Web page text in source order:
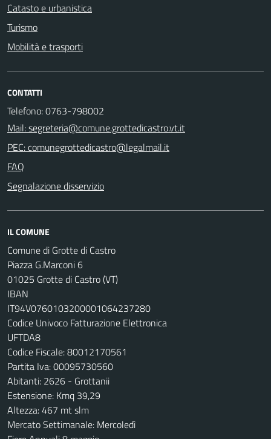
Catasto e urbanistica
Turismo
Mobilità e trasporti
CONTATTI
Telefono: 0763-798002
Mail: segreteria@comune.grottedicastro.vt.it
PEC: comunegrottedicastro@legalmail.it
FAQ
Segnalazione disservizio
IL COMUNE
Comune di Grotte di Castro
Piazza G.Marconi 6
01025 Grotte di Castro (VT)
IBAN
IT94V0760103200001064237280
Codice Univoco Fatturazione Elettronica
UFTDA8
Codice Fiscale: 80012170561
Partita Iva: 00095730560
Abitanti: 2626 - Grottanii
Estensione: Kmq 39,29
Altezza: 467 mt slm
Mercato Settimanale: Mercoledì